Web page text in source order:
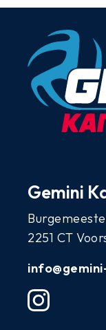
Gemini
2251 CT